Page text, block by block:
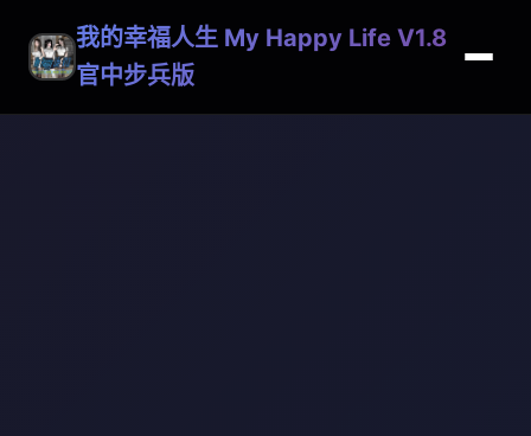
我的幸福人生 My Happy Life V1.8
官中步兵版